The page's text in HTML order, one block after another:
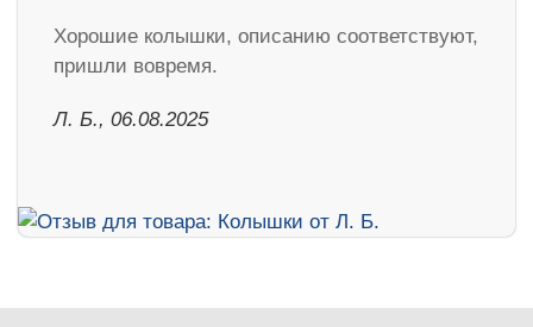
Хорошие колышки, описанию соответствуют,
пришли вовремя.
Л. Б., 06.08.2025